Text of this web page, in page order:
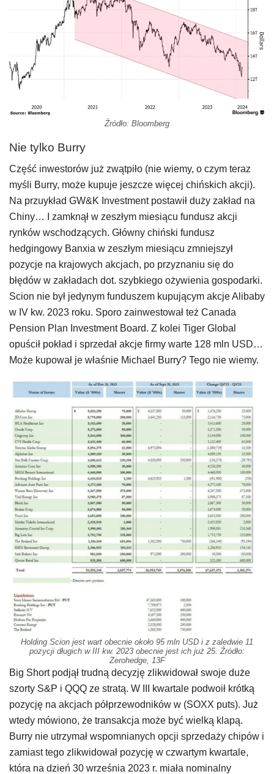
Źródło: Bloomberg
Nie tylko Burry
Część inwestorów już zwątpiło (nie wiemy, o czym teraz
myśli Burry, może kupuje jeszcze więcej chińskich akcji).
Na przuykład GW&K Investment postawił duży zakład na
Chiny… I zamknął w zeszłym miesiącu fundusz akcji
rynków wschodzących. Główny chiński fundusz
hedgingowy Banxia w zeszłym miesiącu zmniejszył
pozycje na krajowych akcjach, po przyznaniu się do
błędów w zakładach dot. szybkiego ożywienia gospodarki.
Scion nie był jedynym funduszem kupującym akcje Alibaby
w IV kw. 2023 roku. Sporo zainwestował też Canada
Pension Plan Investment Board. Z kolei Tiger Global
opuścił pokład i sprzedał akcje firmy warte 128 mln USD…
Może kupował je właśnie Michael Burry? Tego nie wiemy.
Holding Scion jest wart obecnie około 95 mln USD i z zaledwie 11
pozycji długich w III kw. 2023 obecnie jest ich już 25. Źródło:
Zerohedge, 13F
Big Short podjął trudną decyzję zlikwidował swoje duże
szorty S&P i QQQ ze stratą. W III kwartale podwoił krótką
pozycję na akcjach półprzewodników w (SOXX puts). Już
wtedy mówiono, że transakcja może być wielką klapą.
Burry nie utrzymał wspomnianych opcji sprzedaży chipów i
zamiast tego zlikwidował pozycję w czwartym kwartale,
która na dzień 30 września 2023 r. miała nominalny